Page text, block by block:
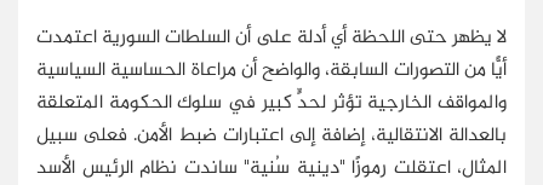
لا يظهر حتى اللحظة أي أدلة على أن السلطات السورية اعتمدت
أيًّا من التصورات السابقة، والواضح أن مراعاة الحساسية السياسية
والمواقف الخارجية تؤثر لحدٍّ كبير في سلوك الحكومة المتعلقة
بالعدالة الانتقالية، إضافة إلى اعتبارات ضبط الأمن. فعلى سبيل
المثال، اعتقلت رموزًا "دينية سُنية" ساندت نظام الرئيس الأسد